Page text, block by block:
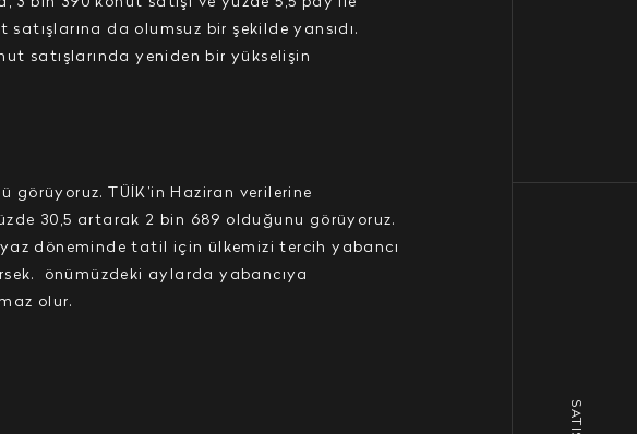
da olumsuz bir şekilde yansıdı.
satışlarında yeniden bir yükselişin
görüyoruz. TÜİK’in Haziran verilerine
30,5 artarak 2 bin 689 olduğunu görüyoruz.
döneminde tatil için ülkemizi tercih yabancı
önümüzdeki aylarda yabancıya
olur.